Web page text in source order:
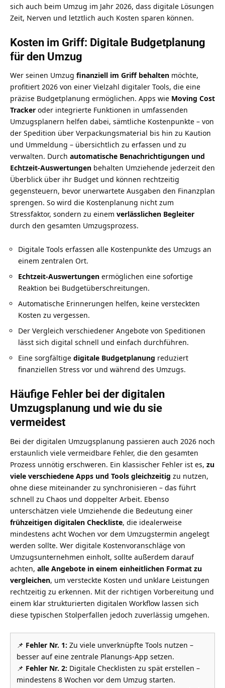
sich auch beim Umzug im Jahr 2026, dass digitale Lösungen
Zeit, Nerven und letztlich auch Kosten sparen können.
Kosten im Griff: Digitale Budgetplanung
für den Umzug
Wer seinen Umzug finanziell im Griff behalten möchte,
profitiert 2026 von einer Vielzahl digitaler Tools, die eine
präzise Budgetplanung ermöglichen. Apps wie Moving Cost
Tracker oder integrierte Funktionen in umfassenden
Umzugsplanern helfen dabei, sämtliche Kostenpunkte – von
der Spedition über Verpackungsmaterial bis hin zu Kaution
und Ummeldung – übersichtlich zu erfassen und zu
verwalten. Durch automatische Benachrichtigungen und
Echtzeit-Auswertungen behalten Umziehende jederzeit den
Überblick über ihr Budget und können rechtzeitig
gegensteuern, bevor unerwartete Ausgaben den Finanzplan
sprengen. So wird die Kostenplanung nicht zum
Stressfaktor, sondern zu einem verlässlichen Begleiter
durch den gesamten Umzugsprozess.
Digitale Tools erfassen alle Kostenpunkte des Umzugs an
einem zentralen Ort.
Echtzeit-Auswertungen ermöglichen eine sofortige
Reaktion bei Budgetüberschreitungen.
Automatische Erinnerungen helfen, keine versteckten
Kosten zu vergessen.
Der Vergleich verschiedener Angebote von Speditionen
lässt sich digital schnell und einfach durchführen.
Eine sorgfältige digitale Budgetplanung reduziert
finanziellen Stress vor und während des Umzugs.
Häufige Fehler bei der digitalen
Umzugsplanung und wie du sie
vermeidest
Bei der digitalen Umzugsplanung passieren auch 2026 noch
erstaunlich viele vermeidbare Fehler, die den gesamten
Prozess unnötig erschweren. Ein klassischer Fehler ist es, zu
viele verschiedene Apps und Tools gleichzeitig zu nutzen,
ohne diese miteinander zu synchronisieren – das führt
schnell zu Chaos und doppelter Arbeit. Ebenso
unterschätzen viele Umziehende die Bedeutung einer
frühzeitigen digitalen Checkliste, die idealerweise
mindestens acht Wochen vor dem Umzugstermin angelegt
werden sollte. Wer digitale Kostenvoranschläge von
Umzugsunternehmen einholt, sollte außerdem darauf
achten, alle Angebote in einem einheitlichen Format zu
vergleichen, um versteckte Kosten und unklare Leistungen
rechtzeitig zu erkennen. Mit der richtigen Vorbereitung und
einem klar strukturierten digitalen Workflow lassen sich
diese typischen Stolperfallen jedoch zuverlässig umgehen.
📌 Fehler Nr. 1: Zu viele unverknüpfte Tools nutzen –
besser auf eine zentrale Planungs-App setzen.
📌 Fehler Nr. 2: Digitale Checklisten zu spät erstellen –
mindestens 8 Wochen vor dem Umzug starten.